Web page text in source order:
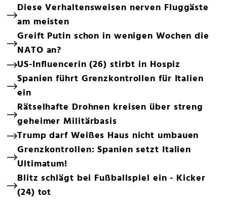
Diese Verhaltensweisen nerven Fluggäste
am meisten
Greift Putin schon in wenigen Wochen die
NATO an?
US-Influencerin (26) stirbt in Hospiz
Spanien führt Grenzkontrollen für Italien
ein
Rätselhafte Drohnen kreisen über streng
geheimer Militärbasis
Trump darf Weißes Haus nicht umbauen
Grenzkontrollen: Spanien setzt Italien
Ultimatum!
Blitz schlägt bei Fußballspiel ein - Kicker
(24) tot